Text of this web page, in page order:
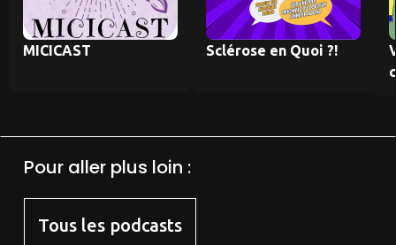
MICICAST Sclérose en Quoi ?!
Pour aller plus loin :
Tous les podcasts